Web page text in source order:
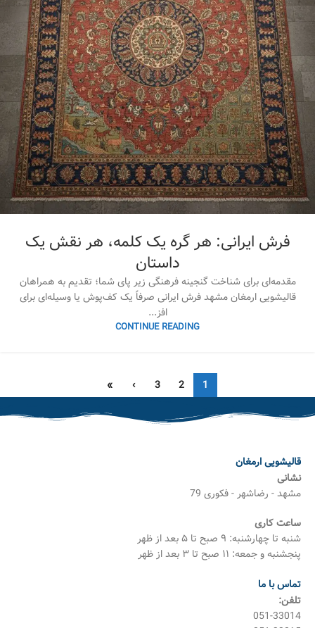
فرش ایرانی: هر گره یک کلمه، هر نقش یک
داستان
مقدمه‌ای برای شناخت گنجینه فرهنگی زیر پای شما؛ تقدیم به همراهان
قالیشویی ارمغان مشهد فرش ایرانی صرفاً یک کف‌پوش یا وسیله‌ای برای
افز...
CONTINUE READING
1
2
3
›
»
قالیشویی ارمغان
نشانی
مشهد - رضاشهر - فکوری 79
ساعت کاری
شنبه تا چهارشنبه: ۹ صبح تا ۵ بعد از ظهر
پنجشنبه و جمعه: ۱۱ صبح تا ۳ بعد از ظهر
تماس با ما
تلفن:
051-33014